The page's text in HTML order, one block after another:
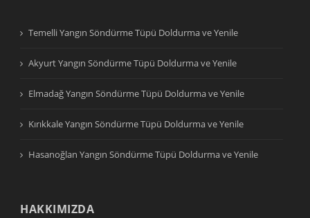
Temelli Yangın Söndürme Tüpü Doldurma ve Yenile
Akyurt Yangın Söndürme Tüpü Doldurma ve Yenile
Elmadağ Yangın Söndürme Tüpü Doldurma ve Yenile
Kırıkkale Yangın Söndürme Tüpü Doldurma ve Yenile
Hasanoğlan Yangın Söndürme Tüpü Doldurma ve Yenile
HAKKIMIZDA